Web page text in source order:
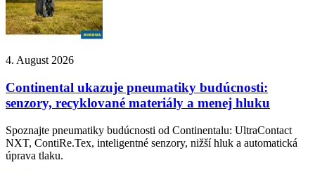
4. August 2026
Continental ukazuje pneumatiky budúcnosti:
senzory, recyklované materiály a menej hluku
Spoznajte pneumatiky budúcnosti od Continentalu: UltraContact
NXT, ContiRe.Tex, inteligentné senzory, nižší hluk a automatická
úprava tlaku.